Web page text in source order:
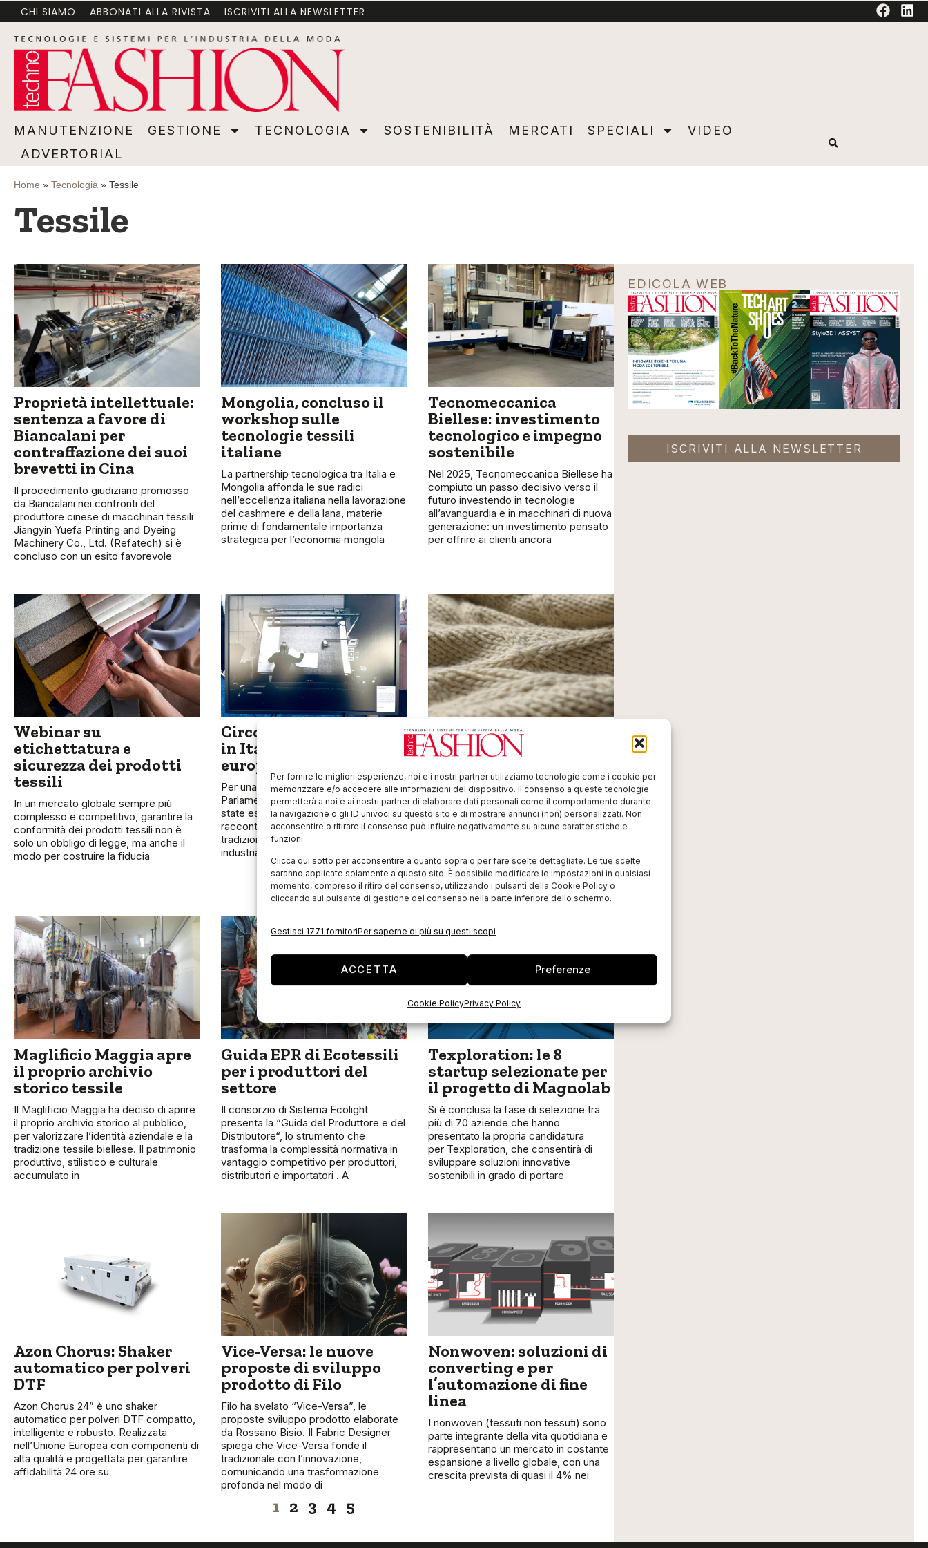
Per fornire le migliori esperienze, noi e i nostri partner utilizziamo tecnologie come i cookie per
memorizzare e/o accedere alle informazioni del dispositivo. Il consenso a queste tecnologie
permetterà a noi e ai nostri partner di elaborare dati personali come il comportamento durante
la navigazione o gli ID univoci su questo sito e di mostrare annunci (non) personalizzati. Non
acconsentire o ritirare il consenso può influire negativamente su alcune caratteristiche e
funzioni.
Clicca qui sotto per acconsentire a quanto sopra o per fare scelte dettagliate. Le tue scelte
saranno applicate solamente a questo sito. È possibile modificare le impostazioni in qualsiasi
momento, compreso il ritiro del consenso, utilizzando i pulsanti della Cookie Policy o
cliccando sul pulsante di gestione del consenso nella parte inferiore dello schermo.
Gestisci 1771 fornitoriPer saperne di più su questi scopi
ACCETTA Preferenze
Cookie PolicyPrivacy Policy
MANUTENZIONE GESTIONE TECNOLOGIA SOSTENIBILITÀ MERCATI SPECIALI VIDEO ADVERTORIAL
CHI SIAMO ABBONATI ALLA RIVISTA ISCRIVITI ALLA NEWSLETTER
MANUTENZIONE GESTIONE TECNOLOGIA SOSTENIBILITÀ MERCATI SPECIALI
VIDEO
ADVERTORIAL
Home » Tecnologia » Tessile
Tessile
Proprietà intellettuale:
sentenza a favore di
Biancalani per
contraffazione dei suoi
brevetti in Cina
Il procedimento giudiziario promosso
da Biancalani nei confronti del
produttore cinese di macchinari tessili
Jiangyin Yuefa Printing and Dyeing
Machinery Co., Ltd. (Refatech) si è
concluso con un esito favorevole
Mongolia, concluso il
workshop sulle
tecnologie tessili
italiane
La partnership tecnologica tra Italia e
Mongolia affonda le sue radici
nell’eccellenza italiana nella lavorazione
del cashmere e della lana, materie
prime di fondamentale importanza
strategica per l’economia mongola
Tecnomeccanica
Biellese: investimento
tecnologico e impegno
sostenibile
Nel 2025, Tecnomeccanica Biellese ha
compiuto un passo decisivo verso il
futuro investendo in tecnologie
all’avanguardia e in macchinari di nuova
generazione: un investimento pensato
per offrire ai clienti ancora
Webinar su
etichettatura e
sicurezza dei prodotti
tessili
In un mercato globale sempre più
complesso e competitivo, garantire la
conformità dei prodotti tessili non è
solo un obbligo di legge, ma anche il
modo per costruire la fiducia
Circolarità tessile Made
in Italy al Parlamento
europeo
Per una settimana, negli spazi del
Parlamento Europeo a Bruxelles, sono
state esposte 27 stampe che
raccontavano il rapporto fra la
tradizione tessile e l’innovazione
industriale. La mostra esalta il
La filiera della lana
nell’Osservatorio di
L’appuntamento FiLA Symposium,
promosso dal Dipartimento di
Architettura dell’Università “G.
d’Annunzio” di Chieti-Pescara, ha
Produzione Sostenibile Lane
Autoctone. Il progetto , è
Maglificio Maggia apre
il proprio archivio
storico tessile
Il Maglificio Maggia ha deciso di aprire
il proprio archivio storico al pubblico,
per valorizzare l’identità aziendale e la
tradizione tessile biellese. Il patrimonio
produttivo, stilistico e culturale
accumulato in
Guida EPR di Ecotessili
per i produttori del
settore
Il consorzio di Sistema Ecolight
presenta la “Guida del Produttore e del
Distributore“, lo strumento che
trasforma la complessità normativa in
vantaggio competitivo per produttori,
distributori e importatori . A
Texploration: le 8
startup selezionate per
il progetto di Magnolab
Si è conclusa la fase di selezione tra
più di 70 aziende che hanno
presentato la propria candidatura
per Texploration, che consentirà di
sviluppare soluzioni innovative
sostenibili in grado di portare
Azon Chorus: Shaker
automatico per polveri
DTF
Azon Chorus 24” è uno shaker
automatico per polveri DTF compatto,
intelligente e robusto. Realizzata
nell’Unione Europea con componenti di
alta qualità e progettata per garantire
affidabilità 24 ore su
Vice-Versa: le nuove
proposte di sviluppo
prodotto di Filo
Filo ha svelato “Vice-Versa”, le
proposte sviluppo prodotto elaborate
da Rossano Bisio. Il Fabric Designer
spiega che Vice-Versa fonde il
tradizionale con l’innovazione,
comunicando una trasformazione
profonda nel modo di
Nonwoven: soluzioni di
converting e per
l’automazione di fine
linea
I nonwoven (tessuti non tessuti) sono
parte integrante della vita quotidiana e
rappresentano un mercato in costante
espansione a livello globale, con una
crescita prevista di quasi il 4% nei
1 2 3 4 5
EDICOLA WEB
ISCRIVITI ALLA NEWSLETTER